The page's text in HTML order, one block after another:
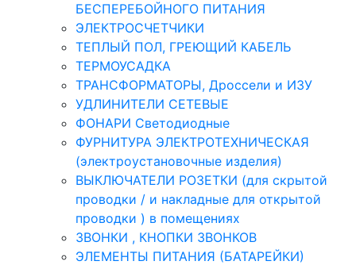
БЕСПЕРЕБОЙНОГО ПИТАНИЯ
ЭЛЕКТРОСЧЕТЧИКИ
ТЕПЛЫЙ ПОЛ, ГРЕЮЩИЙ КАБЕЛЬ
ТЕРМОУСАДКА
ТРАНСФОРМАТОРЫ, Дроссели и ИЗУ
УДЛИНИТЕЛИ СЕТЕВЫЕ
ФОНАРИ Светодиодные
ФУРНИТУРА ЭЛЕКТРОТЕХНИЧЕСКАЯ
(электроустановочные изделия)
ВЫКЛЮЧАТЕЛИ РОЗЕТКИ (для скрытой
проводки / и накладные для открытой
проводки ) в помещениях
ЗВОНКИ , КНОПКИ ЗВОНКОВ
ЭЛЕМЕНТЫ ПИТАНИЯ (БАТАРЕЙКИ)